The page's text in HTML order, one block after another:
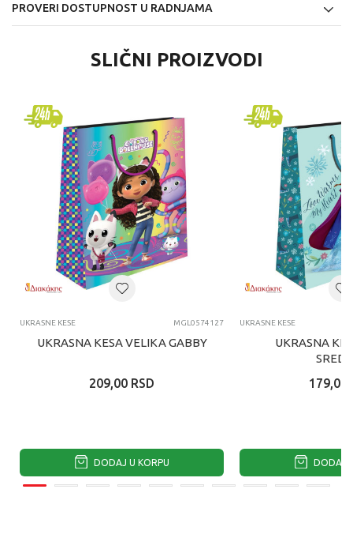
PROVERI DOSTUPNOST U RADNJAMA
SLIČNI PROIZVODI
UKRASNE KESE MGL0574127
UKRASNA KESA VELIKA GABBY
209,00 RSD
DODAJ U KORPU
UKRASNE KESE
UKRASNA
179,00
DODAJ